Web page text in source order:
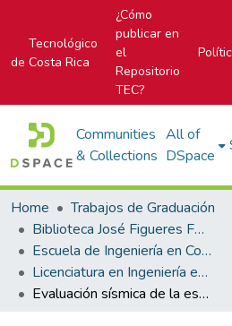
Tecnológico
de Costa Rica
¿Cómo
publicar en
el
Repositorio
TEC?
Communities
& Collections
All of
DSpace
Home
Trabajos de Graduación
Biblioteca José Figueres Ferrer
Escuela de Ingeniería en Construcción
Licenciatura en Ingeniería en Construcción
Evaluación sísmica de la estabilidad de taludes en presas de tierra